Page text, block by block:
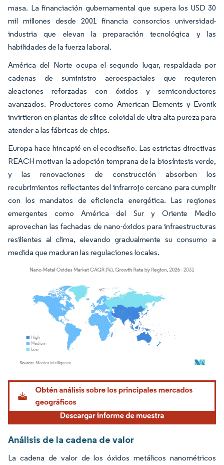
masa. La financiación gubernamental que supera los USD 30
mil millones desde 2001 financia consorcios universidad-
industria que elevan la preparación tecnológica y las
habilidades de la fuerza laboral.
América del Norte ocupa el segundo lugar, respaldada por
cadenas de suministro aeroespaciales que requieren
aleaciones reforzadas con óxidos y semiconductores
avanzados. Productores como American Elements y Evonik
invirtieron en plantas de sílice coloidal de ultra alta pureza para
atender a las fábricas de chips.
Europa hace hincapié en el ecodiseño. Las estrictas directivas
REACH motivan la adopción temprana de la biosíntesis verde,
y las renovaciones de construcción absorben los
recubrimientos reflectantes del infrarrojo cercano para cumplir
con los mandatos de eficiencia energética. Las regiones
emergentes como América del Sur y Oriente Medio
aprovechan las fachadas de nano-óxidos para infraestructuras
resilientes al clima, elevando gradualmente su consumo a
medida que maduran las regulaciones locales.
Imagen © Mordor Intelligence. El uso requiere atribución según CC BY 4.0.
Análisis de la cadena de valor
La cadena de valor de los óxidos metálicos nanométricos